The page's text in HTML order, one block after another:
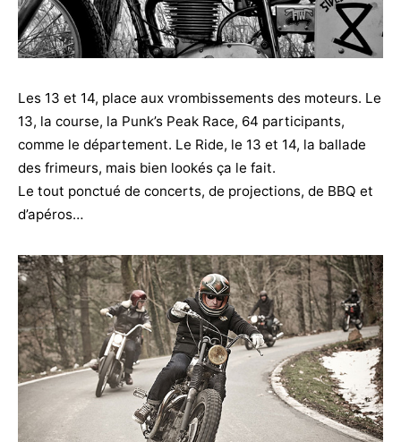
Les 13 et 14, place aux vrombissements des moteurs. Le
13, la course, la Punk’s Peak Race, 64 participants,
comme le département. Le Ride, le 13 et 14, la ballade
des frimeurs, mais bien lookés ça le fait.
Le tout ponctué de concerts, de projections, de BBQ et
d’apéros…